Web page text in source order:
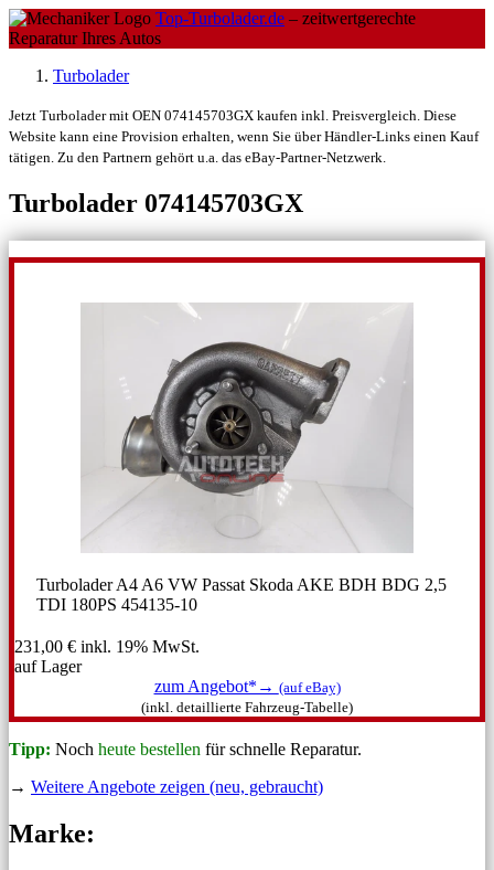
Top-Turbolader.de – zeitwertgerechte
Reparatur Ihres Autos
Turbolader
Jetzt Turbolader mit OEN 074145703GX kaufen inkl. Preisvergleich. Diese
Website kann eine Provision erhalten, wenn Sie über Händler-Links einen Kauf
tätigen. Zu den Partnern gehört u.a. das eBay-Partner-Netzwerk.
Turbolader 074145703GX
Turbolader A4 A6 VW Passat Skoda AKE BDH BDG 2,5
TDI 180PS 454135-10
231,00 € inkl. 19% MwSt.
auf Lager
zum Angebot*→ (auf eBay)
(inkl. detaillierte Fahrzeug-Tabelle)
Tipp: Noch heute bestellen für schnelle Reparatur.
→ Weitere Angebote zeigen (neu, gebraucht)
Marke: